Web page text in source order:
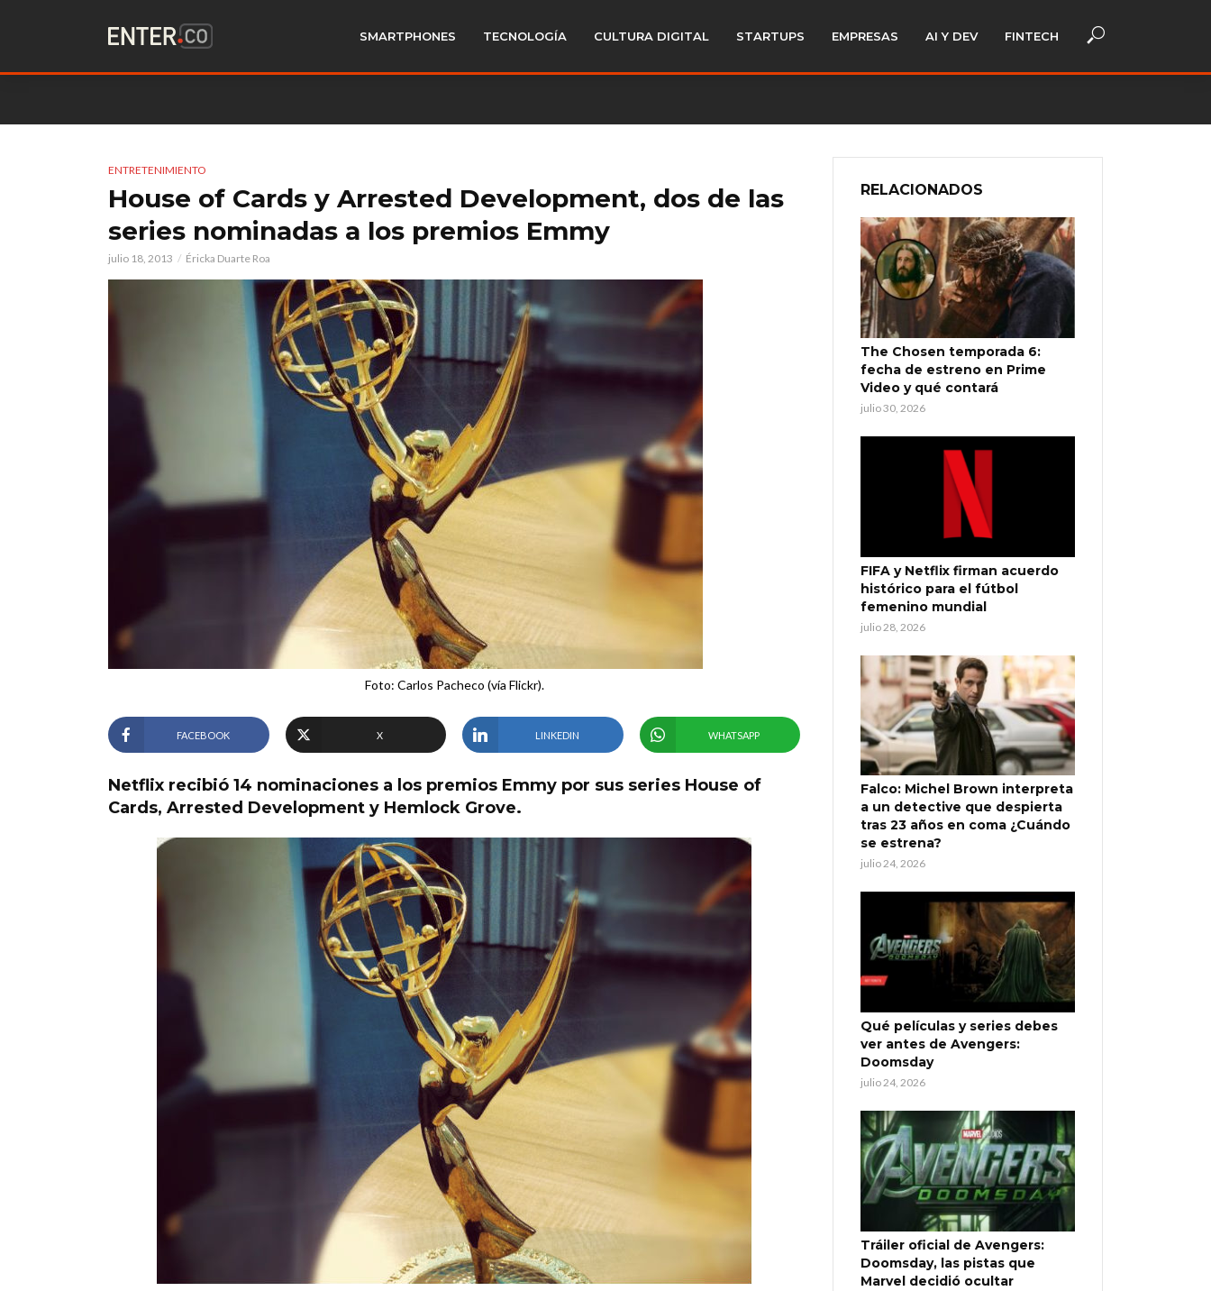
SMARTPHONES TECNOLOGÍA CULTURA DIGITAL STARTUPS EMPRESAS AI Y DEV FINTECH
ENTRETENIMIENTO
House of Cards y Arrested Development, dos de las
series nominadas a los premios Emmy
julio 18, 2013 Éricka Duarte Roa
Foto: Carlos Pacheco (vía Flickr).
FACEBOOK X LINKEDIN WHATSAPP
Netflix recibió 14 nominaciones a los premios Emmy por sus series House of
Cards, Arrested Development y Hemlock Grove.
RELACIONADOS
The Chosen temporada 6:
fecha de estreno en Prime
Video y qué contará
julio 30, 2026
FIFA y Netflix firman acuerdo
histórico para el fútbol
femenino mundial
julio 28, 2026
Falco: Michel Brown interpreta
a un detective que despierta
tras 23 años en coma ¿Cuándo
se estrena?
julio 24, 2026
Qué películas y series debes
ver antes de Avengers:
Doomsday
julio 24, 2026
Tráiler oficial de Avengers:
Doomsday, las pistas que
Marvel decidió ocultar